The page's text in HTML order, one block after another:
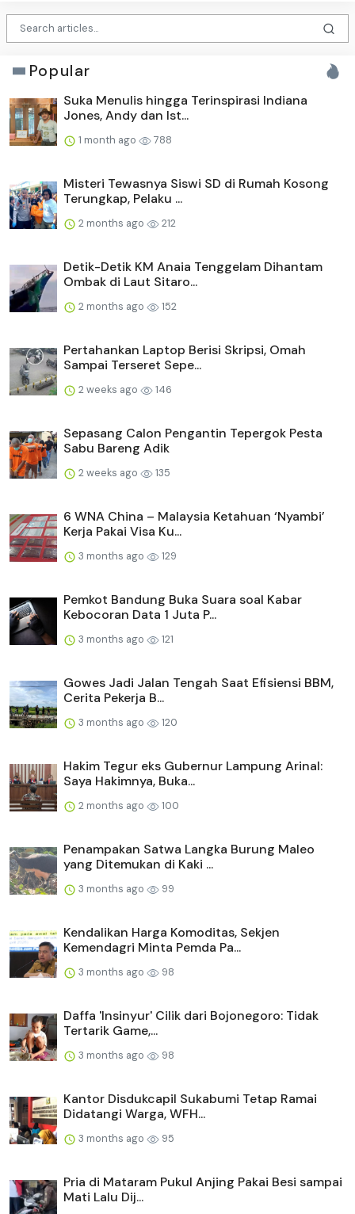
Popular
Suka Menulis hingga Terinspirasi Indiana
Jones, Andy dan Ist...
1 month ago 788
Misteri Tewasnya Siswi SD di Rumah Kosong
Terungkap, Pelaku ...
2 months ago 212
Detik-Detik KM Anaia Tenggelam Dihantam
Ombak di Laut Sitaro...
2 months ago 152
Pertahankan Laptop Berisi Skripsi, Omah
Sampai Terseret Sepe...
2 weeks ago 146
Sepasang Calon Pengantin Tepergok Pesta
Sabu Bareng Adik
2 weeks ago 135
6 WNA China – Malaysia Ketahuan ‘Nyambi’
Kerja Pakai Visa Ku...
3 months ago 129
Pemkot Bandung Buka Suara soal Kabar
Kebocoran Data 1 Juta P...
3 months ago 121
Gowes Jadi Jalan Tengah Saat Efisiensi BBM,
Cerita Pekerja B...
3 months ago 120
Hakim Tegur eks Gubernur Lampung Arinal:
Saya Hakimnya, Buka...
2 months ago 100
Penampakan Satwa Langka Burung Maleo
yang Ditemukan di Kaki ...
3 months ago 99
Kendalikan Harga Komoditas, Sekjen
Kemendagri Minta Pemda Pa...
3 months ago 98
Daffa 'Insinyur' Cilik dari Bojonegoro: Tidak
Tertarik Game,...
3 months ago 98
Kantor Disdukcapil Sukabumi Tetap Ramai
Didatangi Warga, WFH...
3 months ago 95
Pria di Mataram Pukul Anjing Pakai Besi sampai
Mati Lalu Dij...